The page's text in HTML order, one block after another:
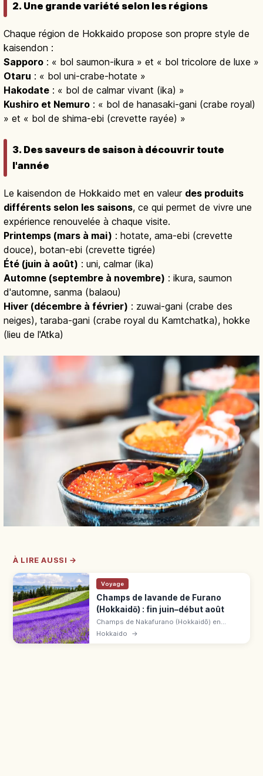
2. Une grande variété selon les régions
Chaque région de Hokkaido propose son propre style de
kaisendon :
Sapporo : « bol saumon-ikura » et « bol tricolore de luxe »
Otaru : « bol uni-crabe-hotate »
Hakodate : « bol de calmar vivant (ika) »
Kushiro et Nemuro : « bol de hanasaki-gani (crabe royal)
» et « bol de shima-ebi (crevette rayée) »
3. Des saveurs de saison à découvrir toute
l'année
Le kaisendon de Hokkaido met en valeur des produits
différents selon les saisons, ce qui permet de vivre une
expérience renouvelée à chaque visite.
Printemps (mars à mai) : hotate, ama-ebi (crevette
douce), botan-ebi (crevette tigrée)
Été (juin à août) : uni, calmar (ika)
Automne (septembre à novembre) : ikura, saumon
d'automne, sanma (balaou)
Hiver (décembre à février) : zuwai-gani (crabe des
neiges), taraba-gani (crabe royal du Kamtchatka), hokke
(lieu de l'Atka)
À LIRE AUSSI →
Voyage
Champs de lavande de Furano
(Hokkaidō) : fin juin–début août
Champs de Nakafurano (Hokkaidō) en
floraison de fin juin à début août, pic mi-
Hokkaido →